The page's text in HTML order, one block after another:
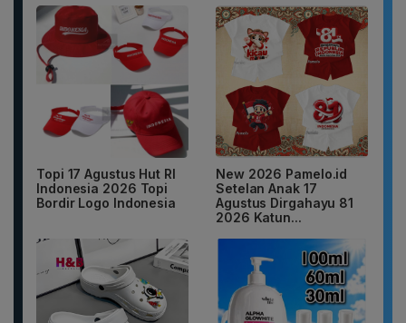
Topi 17 Agustus Hut RI
Indonesia 2026 Topi
Bordir Logo Indonesia
New 2026 Pamelo.id
Setelan Anak 17
Agustus Dirgahayu 81
2026 Katun...